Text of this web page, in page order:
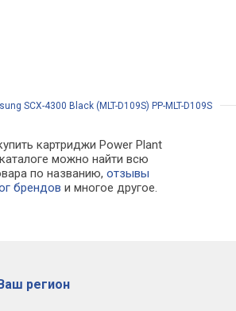
SCX-4300 Black (MLT-D109S) PP-MLT-D109S
картриджи Power Plant
можно найти всю
по названию,отзывы
брендов и многое другое.
регион